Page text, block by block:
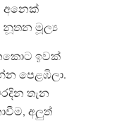
අනෙක්
නූතන මූල්‍ය
ඉවක්
පෙළඹිලා.
තැන
අලුත්